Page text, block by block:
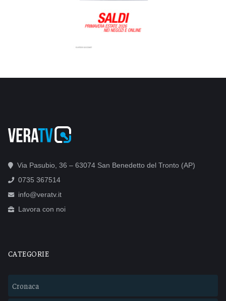
Via Pasubio, 36 – 63074 San Benedetto del Tronto (AP)
0735 367514
info@veratv.it
Lavora con noi
CATEGORIE
Cronaca